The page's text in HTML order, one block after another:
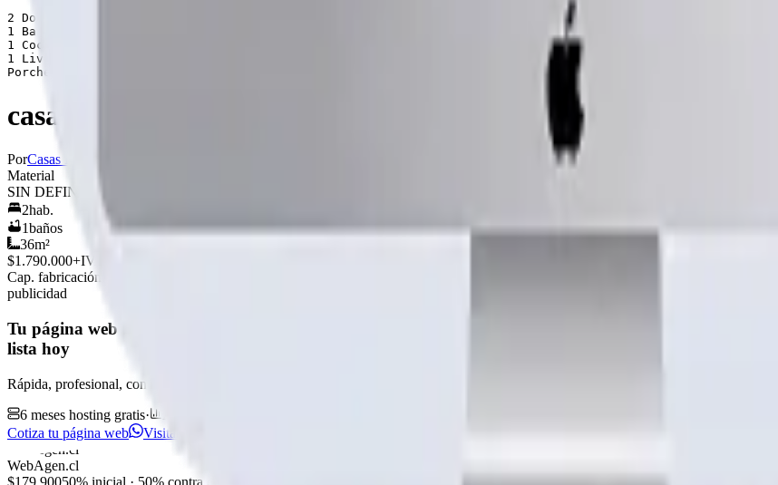
2 Dormitorio de 3.00 X 3.00 mts.
1 Baño de 1.50 X 2,00 mts.
1 Cocina de 1.50 X 2,00 mts.
1 Living Comedor de 3.00 X3.00 mts.
Porche de 1.00 X 3.00 mts
casa 36 m2 2 aguas
PorCasas Laguna
Material
SIN DEFINIR
2hab.
1baños
36m²
$1.790.000+IVA
Cap. fabricación este mes:
publicidad
Tu página web
lista hoy
Rápida, profesional, con la misma tecnología base que corre Netflix y TikTok.
6 meses hosting gratis·
Cotiza tu página web
Visitar página web
WebAgen.cl
WebAgen.cl
$179.90050% inicial · 50% contra entrega